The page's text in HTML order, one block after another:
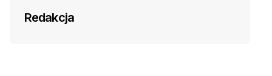
Redakcja